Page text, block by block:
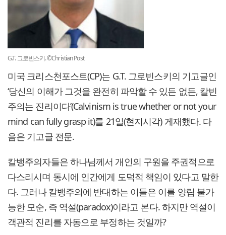
G.T. 그로빈스키. ©Christian Post
미국 크리스천포스트(CP)는 G.T. 그로빈스키의 기고글인
‘당신의 이해가 그것을 완전히 파악할 수 있든 없든, 칼빈
주의는 진리이다’(Calvinism is true whether or not your
mind can fully grasp it)를 21일(현지시각) 게재했다. 다
음은 기고글 전문.
칼뱅주의자들은 하나님께서 개인의 구원을 주권적으로
다스리시며 동시에 인간에게 도덕적 책임이 있다고 말한
다. 그러나 칼뱅주의에 반대하는 이들은 이를 양립 불가
능한 모순, 즉 역설(paradox)이라고 본다. 하지만 역설이
객관적 진리를 자동으로 부정하는 것일까?